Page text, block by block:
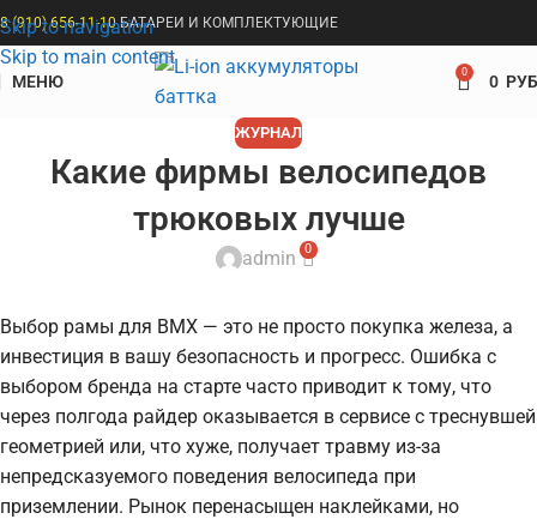
Skip to navigation
Skip to main content
8 (910) 656-11-10БАТАРЕИ И КОМПЛЕКТУЮЩИЕ
МЕНЮ 0 0
ЖУРНАЛ
Какие фирмы велосипедов
трюковых лучше
admin 0
Выбор рамы для BMX — это не просто покупка железа, а
инвестиция в вашу безопасность и прогресс. Ошибка с
выбором бренда на старте часто приводит к тому, что
через полгода райдер оказывается в сервисе с треснувшей
геометрией или, что хуже, получает травму из-за
непредсказуемого поведения велосипеда при
приземлении. Рынок перенасыщен наклейками, но